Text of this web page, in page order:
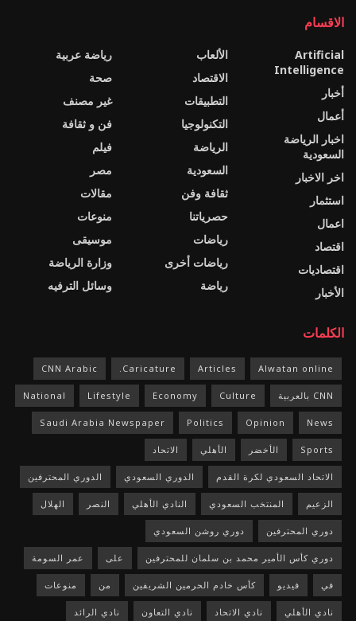
الاقسام
Artificial
Intelligence
أخبار
أعمال
اخبار الرياضة
السعودية
اخر الاخبار
استثمار
اعمال
اقتصاد
اقتصاديات
الأخبار
الألعاب
الاقتصاد
التطبيقات
التكنولوجيا
الرياضة
السعودية
ثقافة وفن
حصرياتنا
رياضات
رياضات أخرى
رياضة
رياضة عربية
صحة
غير مصنف
فن و ثقافة
فيلم
مصر
مقالات
منوعات
موسيقى
وزارة الرياضة
وسائل الترفيه
الكلمات
Alwatan online
Articles
Caricature.
CNN Arabic
CNN بالعربية Culture
Economy
Lifestyle
National
News
Opinion
Politics
Saudi Arabia Newspaper
Sports الأخضر الأهلي الاتحاد
الاتحاد السعودي لكرة القدم الدوري السعودي الدوري المحترفين
الزعيم المنتخب السعودي النادي الأهلي النصر الهلال
دوري المحترفين دوري روشن السعودي
دوري كأس الأمير محمد بن سلمان للمحترفين على عمر السومة
في فيديو كأس خادم الحرمين الشريفين من منوعات
نادي الأهلي نادي الاتحاد نادي التعاون نادي الرائد